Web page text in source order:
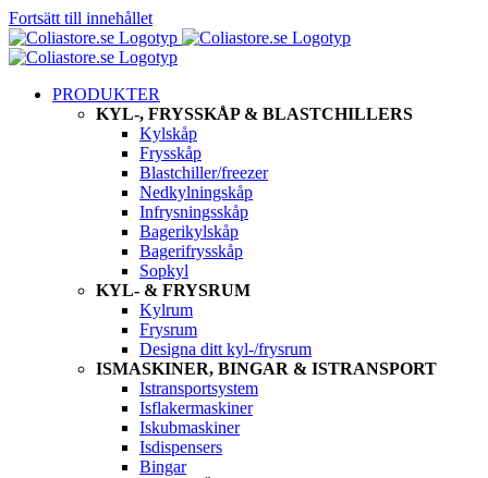
Fortsätt till innehållet
PRODUKTER
KYL-, FRYSSKÅP & BLASTCHILLERS
Kylskåp
Frysskåp
Blastchiller/freezer
Nedkylningskåp
Infrysningsskåp
Bagerikylskåp
Bagerifrysskåp
Sopkyl
KYL- & FRYSRUM
Kylrum
Frysrum
Designa ditt kyl-/frysrum
ISMASKINER, BINGAR & ISTRANSPORT
Istransportsystem
Isflakermaskiner
Iskubmaskiner
Isdispensers
Bingar